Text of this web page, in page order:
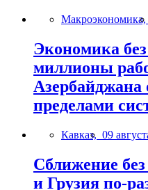
Макроэкономика,
Экономика без
миллионы
Азербайджана
пределами
Кавказ, 09
Сближение
и Грузия по-